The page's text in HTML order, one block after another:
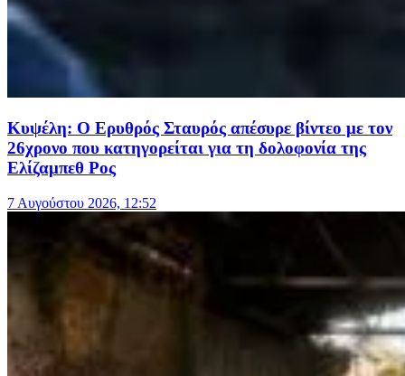
Κυψέλη: Ο Ερυθρός Σταυρός απέσυρε βίντεο με τον
26χρονο που κατηγορείται για τη δολοφονία της
Ελίζαμπεθ Ρος
7 Αυγούστου 2026, 12:52